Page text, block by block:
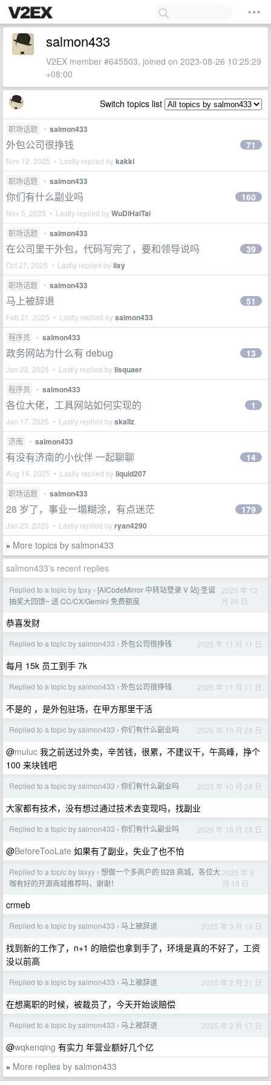
salmon433
V2EX member #645503, joined on 2023-08-26 10:25:29
+08:00
Switch topics list
职场话题 • salmon433
外包公司很挣钱
Nov 12, 2025 • Lastly replied bykakki
71
职场话题 • salmon433
你们有什么副业吗
Nov 5, 2025 • Lastly replied byWuDiHaiTai
160
职场话题 • salmon433
在公司里干外包，代码写完了，要和领导说吗
Oct 27, 2025 • Lastly replied byiixy
39
职场话题 • salmon433
马上被辞退
Feb 21, 2025 • Lastly replied bysalmon433
51
程序员 • salmon433
政务网站为什么有 debug
Jan 22, 2025 • Lastly replied byllsquaer
13
程序员 • salmon433
各位大佬，工具网站如何实现的
Jan 17, 2025 • Lastly replied byskallz
1
济南 • salmon433
有没有济南的小伙伴 一起聊聊
Aug 16, 2025 • Lastly replied byliquid207
14
职场话题 • salmon433
28 岁了，事业一塌糊涂，有点迷茫
Jan 23, 2025 • Lastly replied byryan4290
179
» More topics by salmon433
salmon433's recent replies
Replied to a topic by tpxy › [AICodeMirror 中转站登录 V 站] 圣诞
抽奖大回馈~ 送 CC/CX/Gemini 免费额度
2025 年 12
月 26 日
恭喜发财
Replied to a topic by salmon433 › 外包公司很挣钱 2025 年 11 月 11 日
每月 15k 员工到手 7k
Replied to a topic by salmon433 › 外包公司很挣钱 2025 年 11 月 11 日
不是的 ，是外包驻场，在甲方那里干活
Replied to a topic by salmon433 › 你们有什么副业吗 2025 年 10 月 28 日
@muluc 我之前送过外卖，辛苦钱，很累，不建议干，午高峰，挣个
100 来块钱吧
Replied to a topic by salmon433 › 你们有什么副业吗 2025 年 10 月 28 日
大家都有技术，没有想过通过技术去变现吗，找副业
Replied to a topic by salmon433 › 你们有什么副业吗 2025 年 10 月 28 日
@BeforeTooLate 如果有了副业，失业了也不怕
Replied to a topic by taxyy › 想做一个多商户的 B2B 商城，各位大
咖有好的开源商城推荐吗，谢谢！
2025 年 6
月 18 日
crmeb
Replied to a topic by salmon433 › 马上被辞退 2025 年 3 月 19 日
找到新的工作了，n+1 的赔偿也拿到手了，环境是真的不好了，工资
没以前高
Replied to a topic by salmon433 › 马上被辞退 2025 年 2 月 21 日
在想离职的时候，被裁员了，今天开始谈赔偿
Replied to a topic by salmon433 › 马上被辞退 2025 年 2 月 17 日
@wqkenqing 有实力 年营业额好几个亿
» More replies by salmon433